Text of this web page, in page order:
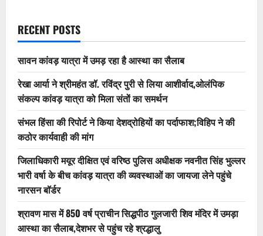
RECENT POSTS
सावन कांवड़ यात्रा में उमड़ रहा है आस्था का सैलाब
रेखा आर्या ने श्रीमहंत डॉ. रविंद्र पुरी से लिया आशीर्वाद,ओलंपिक
संकल्प कांवड़ यात्रा को मिला संतों का समर्थन
संभल हिंसा की रिपोर्ट ने किया देशद्रोहियों का पर्दाफाश;विहिप ने की
कठोर कार्यवाही की मांग
जिलाधिकारी मयूर दीक्षित एवं वरिष्ठ पुलिस अधीक्षक नवनीत सिंह भुल्लर
भारी वर्षा के बीच कांवड़ यात्रा की व्यवस्थाओं का जायजा लेने पहुंचे
नारसन बॉर्डर
श्रावण मास में 850 वर्ष प्राचीन सिद्धपीठ गुलजारी शिव मंदिर में उमड़ा
आस्था का सैलाब,देशभर से पहुंच रहे श्रद्धालु